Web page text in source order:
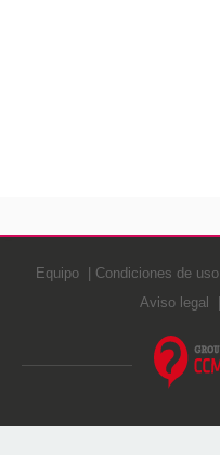
Equipo Condiciones de uso
Aviso legal